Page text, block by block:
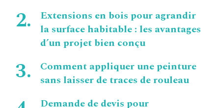
Extensions en bois pour agrandir
la surface habitable : les avantages
d’un projet bien conçu
Comment appliquer une peinture
sans laisser de traces de rouleau
Demande de devis pour